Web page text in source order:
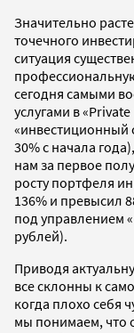
Значительно
точечного
ситуация
сегодня самыми
услугами в
«инвестиционный
30% с начала
нам за первое
росту портфеля
136% и превысил
под управлением
рублей).
Приводя
все склонны к
когда плохо себя
мы понимаем, что